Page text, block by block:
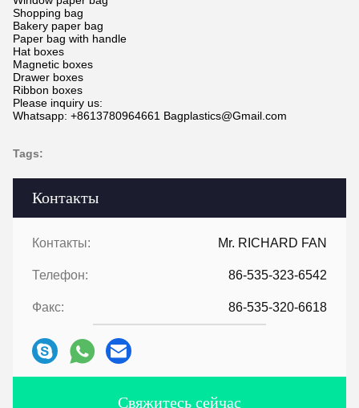
Контакты
Контакты: Mr. RICHARD FAN
Телефон: 86-535-323-6542
Факс: 86-535-320-6618
Свяжитесь сейчас
Shopping bag
Bakery paper bag
Paper bag with handle
Hat boxes
Magnetic boxes
Drawer boxes
Ribbon boxes
Please inquiry us:
Whatsapp: +8613780964661 Bagplastics@Gmail.com
Tags: